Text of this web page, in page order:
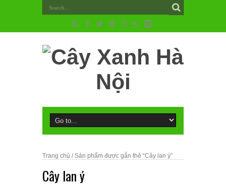
Trang chủ / Sản phẩm được gắn thẻ “Cây lan ý”
Cây lan ý